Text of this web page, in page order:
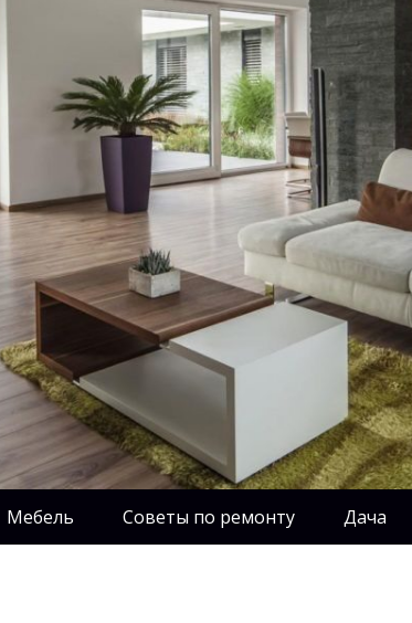
Мебель Советы по ремонту Дача